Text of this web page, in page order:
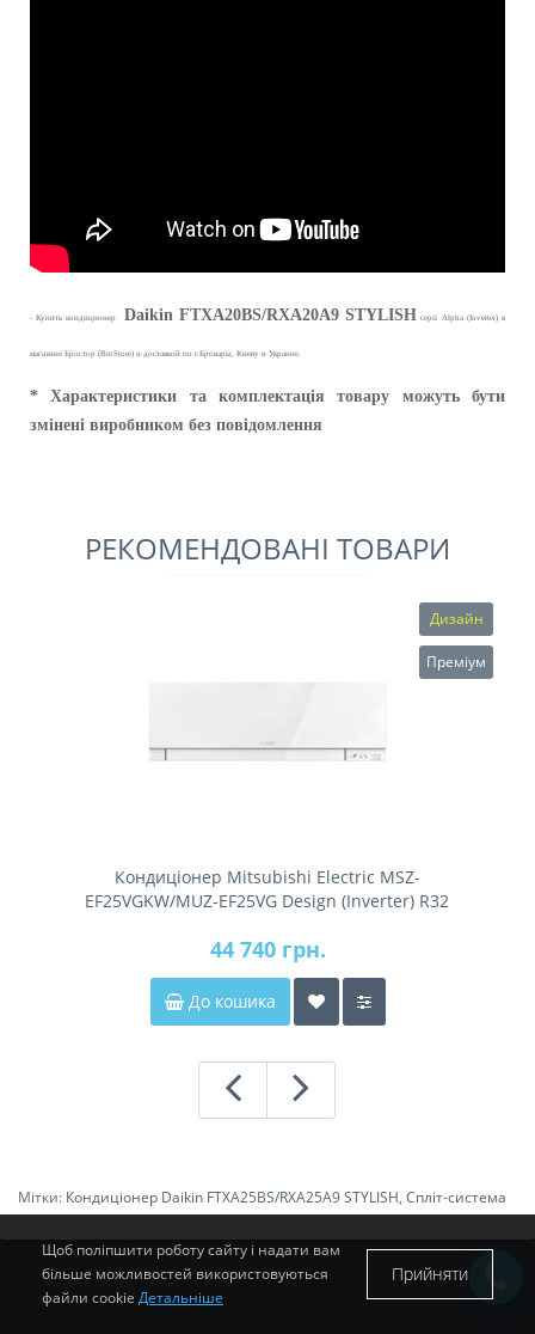
- Купить кондиционер DaikinFTXA20BS/RXA20A9 STYLISH серії Alpha (Inverter) в
магазине Бростор (BroStore) и доставкой по г.Бровары, Киеву и Украине.
* Характеристики та комплектація товару можуть бути
змінені виробником без повідомлення
РЕКОМЕНДОВАНІ ТОВАРИ
Дизайн
Преміум
Кондиціонер Mitsubishi Electric MSZ-
EF25VGKW/MUZ-EF25VG Design (Inverter) R32
44 740 грн.
До кошика
Мітки: Кондиціонер Daikin FTXA25BS/RXA25A9 STYLISH, Спліт-система
Щоб поліпшити роботу сайту і надати вам
більше можливостей використовуються
файли cookie Детальніше
Прийняти